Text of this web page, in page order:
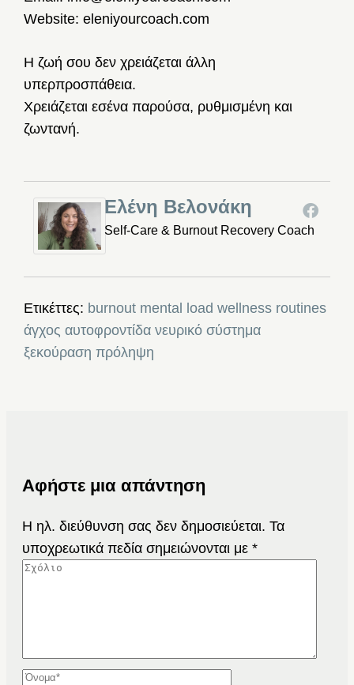
Website: eleniyourcoach.com
Η ζωή σου δεν χρειάζεται άλλη
υπερπροσπάθεια.
Χρειάζεται εσένα παρούσα, ρυθμισμένη και
ζωντανή.
Ελένη Βελονάκη
Self-Care & Burnout Recovery Coach
Ετικέττες: burnout mental load wellness routines
άγχος αυτοφροντίδα νευρικό σύστημα
ξεκούραση πρόληψη
Αφήστε μια απάντηση
Η ηλ. διεύθυνση σας δεν δημοσιεύεται. Τα
υποχρεωτικά πεδία σημειώνονται με *